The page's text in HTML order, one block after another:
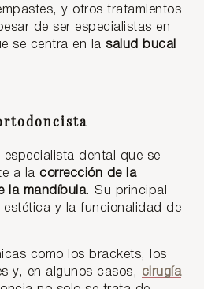
y otros tratamientos
de ser especialistas en
se centra en la salud bucal
dental que se
a la corrección de la
la mandíbula. Su principal
estética y la funcionalidad de
como los brackets, los
y, en algunos casos, cirugía